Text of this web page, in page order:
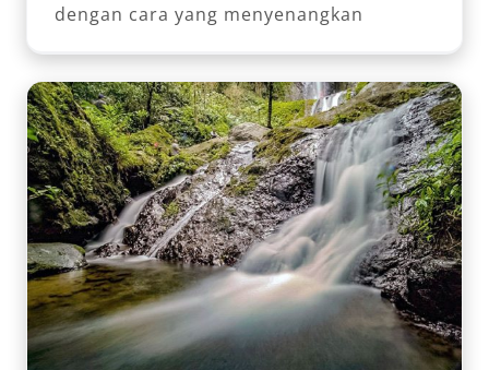
dengan cara yang menyenangkan